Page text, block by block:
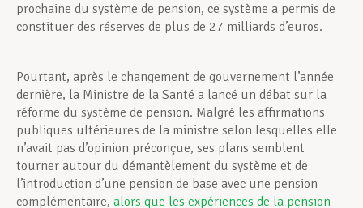
prochaine du système de pension, ce système a permis de
constituer des réserves de plus de 27 milliards d’euros.
Pourtant, après le changement de gouvernement l’année
dernière, la Ministre de la Santé a lancé un débat sur la
réforme du système de pension. Malgré les affirmations
publiques ultérieures de la ministre selon lesquelles elle
n’avait pas d’opinion préconçue, ses plans semblent
tourner autour du démantèlement du système et de
l’introduction d’une pension de base avec une pension
complémentaire, alors que les expériences de la pension